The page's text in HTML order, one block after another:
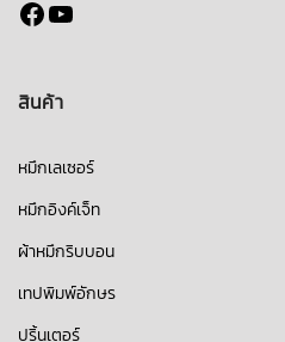
Facebook
YouTube
สินค้า
หมึกเลเซอร์
หมึกอิงค์เจ็ท
ผ้าหมึกริบบอน
เทปพิมพ์อักษร
ปริ้นเตอร์